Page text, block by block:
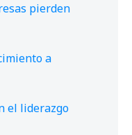
pierden
a
el liderazgo